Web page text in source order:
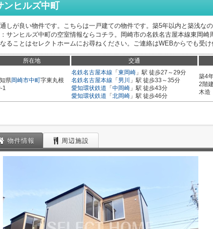
ンヒルズ中町
しが良い物件です。こちらは一戸建ての物件です。築5年以内と築浅な
サンヒルズ中町の空室情報ならコチラ。岡崎市の名鉄名古屋本線東岡
ることはセレクトホームにお尋ねください。ご連絡はWEBからでも受け
所在地 交通
県岡崎市中町字東丸根
1
名鉄名古屋本線 「 東岡崎 」駅 徒歩27～29分
名鉄名古屋本線 「 男川
」駅 徒歩33～35分
愛知環状鉄道 「 中岡崎 」駅 徒歩43分
愛知環状鉄道 「 北岡崎 」駅 徒歩46分
築4
2階
木造
物件情報 周辺施設